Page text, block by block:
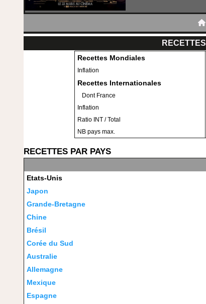
RECETTES
Recettes Mondiales
Inflation
Recettes Internationales
Dont France
Inflation
Ratio INT / Total
NB pays max.
RECETTES PAR PAYS
Etats-Unis
Japon
Grande-Bretagne
Chine
Brésil
Corée du Sud
Australie
Allemagne
Mexique
Espagne